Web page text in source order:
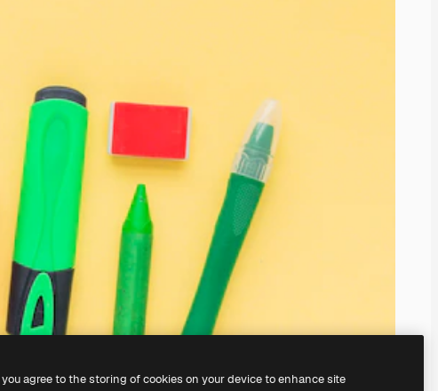
agree to the storing of cookies on your device to enhance site